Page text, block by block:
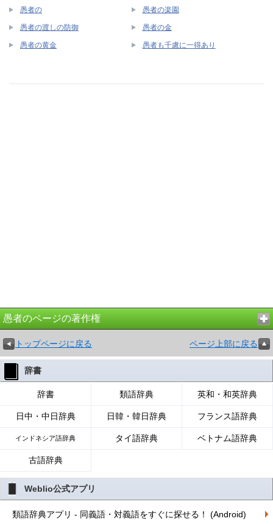
愚者の 愚者の楽園
愚者の渡しの防御 愚者の金
愚者の黄金 愚者も千慮に一得あり
愚者のページの著作権
トップページに戻る ページ上部に戻る
辞書
辞書 類語辞典 英和・和英辞典
日中・中日辞典 日韓・韓日辞典 フランス語辞典
インドネシア語辞典 タイ語辞典 ベトナム語辞典
古語辞典
Weblio公式アプリ
類語辞典アプリ - 同義語・対義語をすぐに探せる！ (Android)